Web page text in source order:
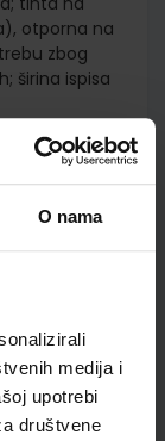
O nama
medija i
upotrebi
društvene
otporna na
zbog
širina ispisa